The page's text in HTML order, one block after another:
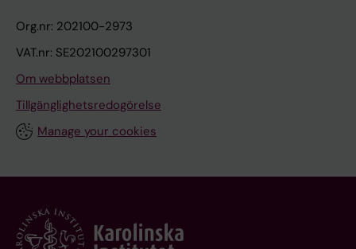
Org.nr: 202100-2973
VAT.nr: SE202100297301
Om webbplatsen
Tillgänglighetsredogörelse
Manage your cookies